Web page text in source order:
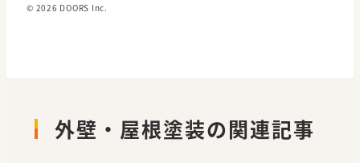
© 2026 DOORS Inc.
外壁・屋根塗装の関連記事